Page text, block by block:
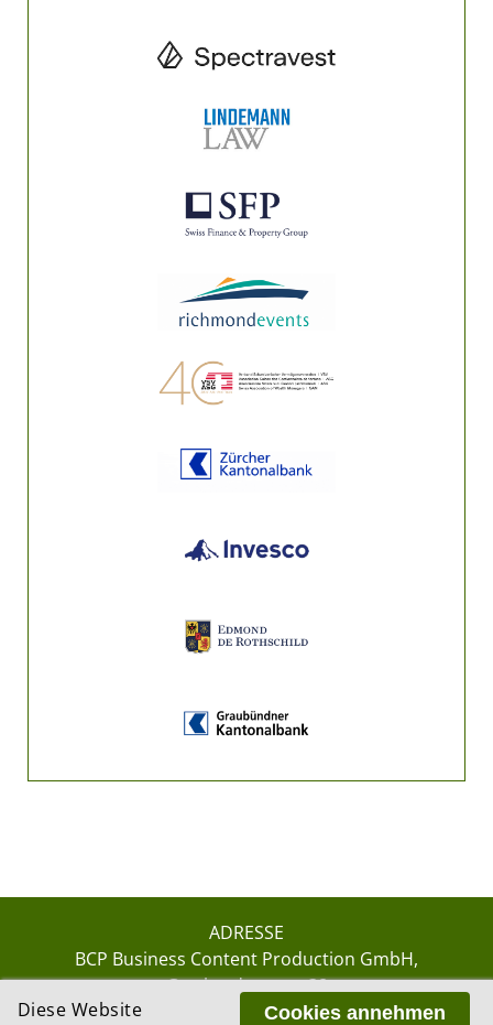
ADRESSE
BCP Business Content Production GmbH
Gotthardstrasse 38
8002 ZürichCookies annehmen
Diese Website